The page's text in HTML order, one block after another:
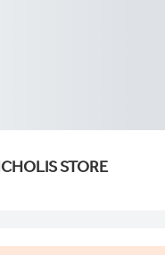
STORE